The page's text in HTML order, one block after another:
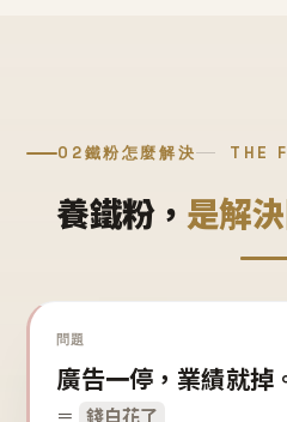
02鐵粉怎麼解決 THE
養鐵粉， 是解
問題
廣告一停，業績就掉
＝ 錢白花了